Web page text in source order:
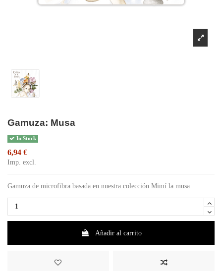
Gamuza: Musa
In Stock
6,94 €
Imp. excl.
Gamuza de microfibra basada en nuestra colección Mimí la musa
Añadir al carrito